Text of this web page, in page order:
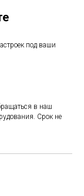
под ваши
в наш
Срок не